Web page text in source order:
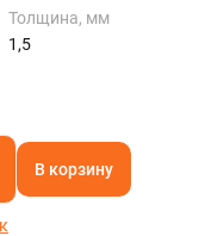
Толщина, мм
1,5
В корзину